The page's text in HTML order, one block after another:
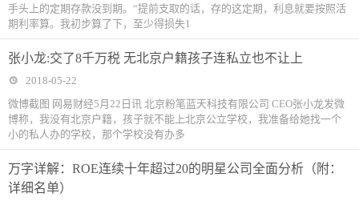
手头上的定期存款没到期。“提前支取的话，存的这定期，利息就要按照活
期利率算。我初步算了下，至少得损失1
张小龙:交了8千万税 无北京户籍孩子连私立也不让上
2018-05-22
微博截图 网易财经5月22日讯 北京粉笔蓝天科技有限公司 CEO张小龙发微
博称，我没有北京户籍，孩子就不能上北京公立学校，我准备给她找一个
小的私人办的学校，那个学校没有办多
万字详解：ROE连续十年超过20的明星公司全面分析（附：
详细名单）